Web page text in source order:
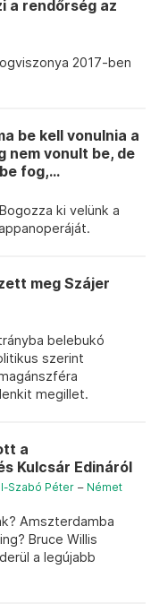
a rendőrség az
2017-ben
be kell vonulnia a
nem vonult be, de
fog,...
ki velünk a
meg Szájer
belebukó
szerint
megillet.
a
Kulcsár Edináról
Szabó Péter – Német
Amszterdamba
Bruce Willis
a legújabb